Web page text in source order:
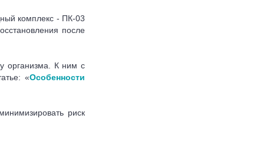
комплекс - ПК-03
после
организма. К ним с
«Особенности
риск